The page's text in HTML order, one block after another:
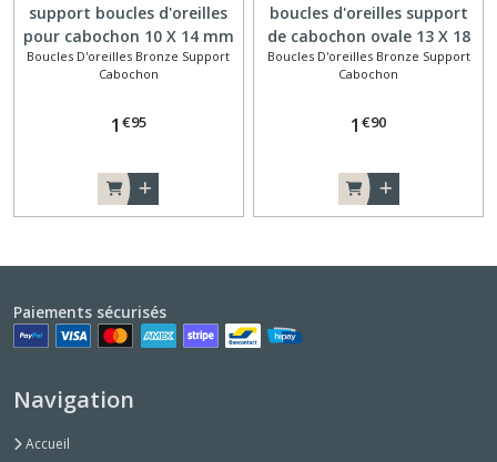
support boucles d'oreilles
pour cabochon 10 X 14 mm
plumes
Boucles D'oreilles Bronze Support
Cabochon
1 €95
boucles d'oreilles support
de cabochon ovale 13 X 18
mm finition strass blanc
Boucles D'oreilles Bronze Support
Cabochon
1 €90
Paiements sécurisés
Navigation
Accueil